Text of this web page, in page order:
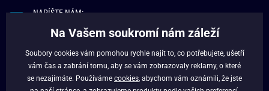
NAPÍŠTE NÁM:
O NÁS
VĚRNOSTNÍ PROGRAM
Na Vašem soukromí nám záleží
Soubory cookies vám pomohou rychle najít to, co potřebujete, ušetří
vám čas a zabrání tomu, aby se vám zobrazovaly reklamy, o které
se nezajímáte. Používáme cookies , abychom vám oznámili, že jste